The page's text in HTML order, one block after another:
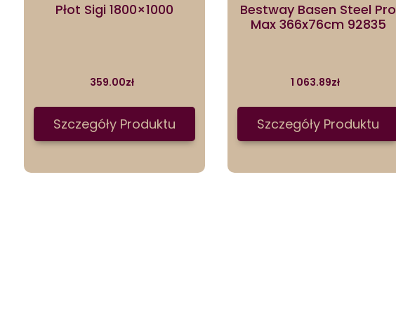
Płot Sigi 1800×1000
359.00zł
Szczegóły Produktu
Bestway Basen Steel Pro
Max 366x76cm 92835
1 063.89zł
Szczegóły Produktu